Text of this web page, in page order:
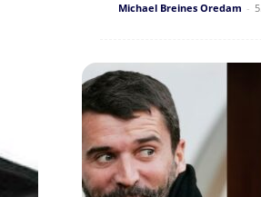
Michael Breines Oredam -